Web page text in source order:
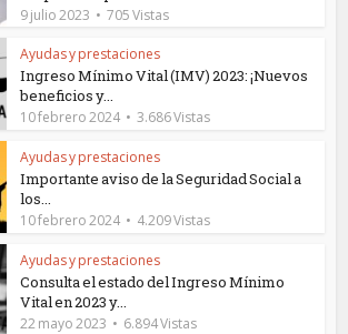
9 julio 2023 705 Vistas
Ayudas y prestaciones
Ingreso Mínimo Vital (IMV) 2023: ¡Nuevos
beneficios y...
10 febrero 2024 3.686 Vistas
Ayudas y prestaciones
Importante aviso de la Seguridad Social a
los...
10 febrero 2024 4.209 Vistas
Ayudas y prestaciones
Consulta el estado del Ingreso Mínimo
Vital en 2023 y...
22 mayo 2023 6.894 Vistas